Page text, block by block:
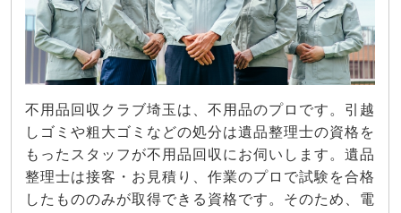
不用品回収クラブ埼玉は、不用品のプロです。引越
しゴミや粗大ゴミなどの処分は遺品整理士の資格を
もったスタッフが不用品回収にお伺いします。遺品
整理士は接客・お見積り、作業のプロで試験を合格
したもののみが取得できる資格です。そのため、電